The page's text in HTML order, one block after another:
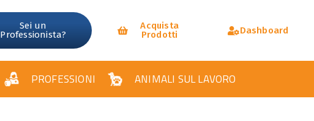
Sei un
Professionista?
Acquista
Prodotti
Dashboard
PROFESSIONI ANIMALI SUL LAVORO